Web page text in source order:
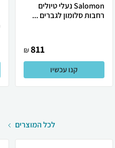
Salomon נעלי טיולים
רחבות סלומון לגברים ...
811
₪
קנו עכשיו
לכל המוצרים